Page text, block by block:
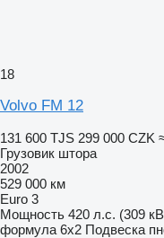
18
Volvo FM 12
131 600 TJS 299 000 CZK
Грузовик штора
2002
529 000 км
Euro 3
Мощность 420 л.с. (309
формула 6x2 Подвеска